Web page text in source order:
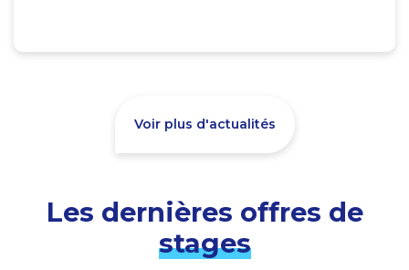
Voir plus d'actualités
Les dernières offres de
stages